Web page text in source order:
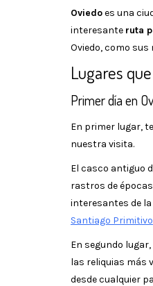
Oviedoes una
interesante ruta
Oviedo, como
Lugares
Primer día en
En primer lugar,
nuestra visita.
El casco antiguo
rastros de
interesantes de
Santiago Primitivo
En segundo
las reliquias más
desde cualquier